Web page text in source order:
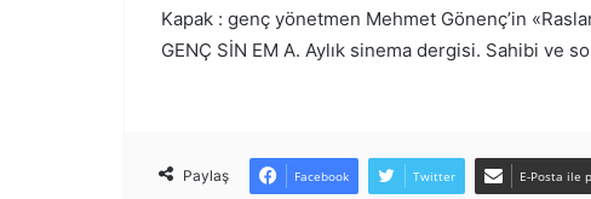
Kapak : genç yönetmen Mehmet Gönenç’in
GENÇ SİN EM A. Aylık sinema dergisi. Sahibi ve
Paylaş Facebook Twitter E-Posta ile